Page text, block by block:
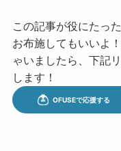
この記事が役にたっ
お布施してもいいよ
ゃいましたら、下記
します！